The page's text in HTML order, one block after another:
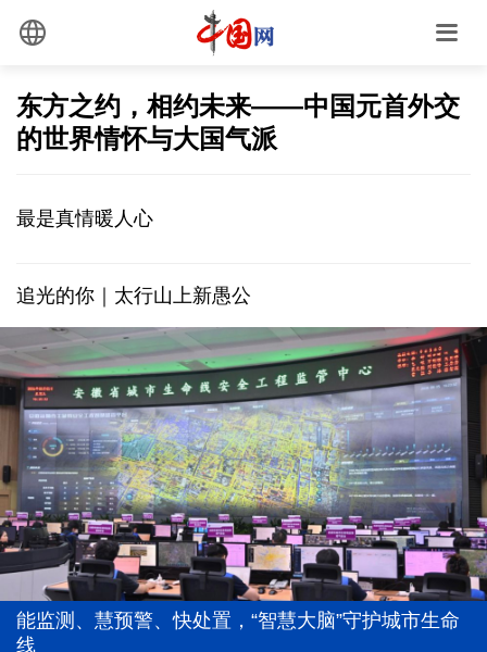
东方之约，相约未来——中国元首外交
的世界情怀与大国气派
最是真情暖人心
追光的你｜太行山上新愚公
能监测、慧预警、快处置，“智慧大脑”守护城市生命
线